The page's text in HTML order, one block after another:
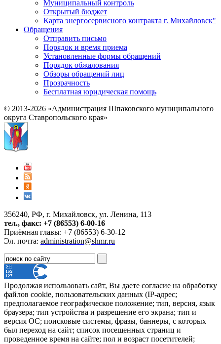
Муниципальный контроль
Открытый бюджет
Карта энергосервисного контракта г. Михайловск"
Обращения
Отправить письмо
Порядок и время приема
Установленные формы обращений
Порядок обжалования
Обзоры обращений лиц
Прозрачность
Бесплатная юридическая помощь
© 2013-2026 «Администрация Шпаковского муниципального
округа Ставропольского края»
356240, РФ, г. Михайловск, ул. Ленина, 113
тел., факс: +7 (86553) 6-00-16
Приёмная главы: +7 (86553) 6-30-12
Эл. почта: administration@shmr.ru
Продолжая использовать сайт, Вы даете согласие на обработку
файлов cookie, пользовательских данных (IP-адрес;
предполагаемое географическое положение; тип, версия, язык
браузера; тип устройства и разрешение его экрана; тип и
версия ОС; поисковые системы, фразы, баннеры, с которых
был переход на сайт; список посещенных страниц и
проведенное время на сайте; пол и возраст посетителей;